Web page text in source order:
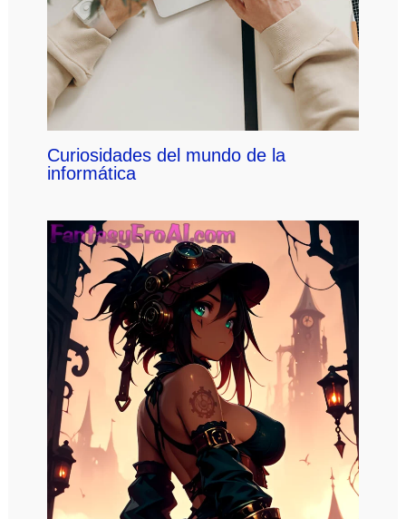
Curiosidades del mundo de la
informática